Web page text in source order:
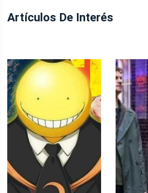
Artículos De Interés